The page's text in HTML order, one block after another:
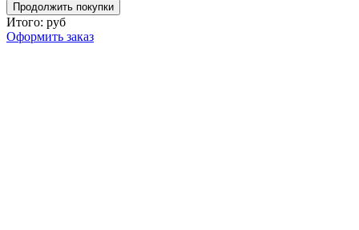
Продолжить покупки
Итого: руб
Оформить заказ